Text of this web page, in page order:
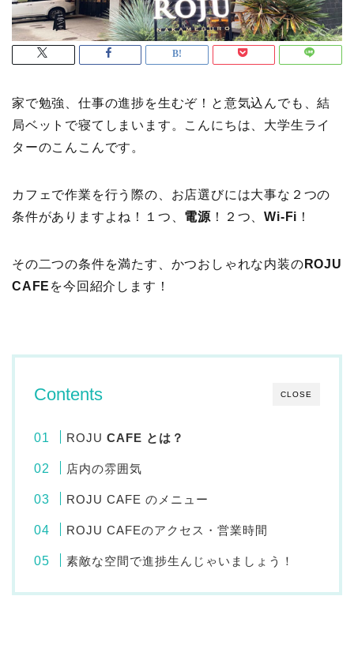
家で勉強、仕事の進捗を生むぞ！と意気込んでも、結
局ベットで寝てしまいます。こんにちは、大学生ライ
ターのこんこんです。
カフェで作業を行う際の、お店選びには大事な２つの
条件がありますよね！１つ、 電源 ！２つ、Wi-Fi ！
その二つの条件を満たす、かつおしゃれな内装の ROJU
CAFE を今回紹介します！
CLOSE
Contents
ROJU CAFE とは？
店内の雰囲気
ROJU CAFE のメニュー
ROJU CAFEのアクセス・営業時間
素敵な空間で進捗生んじゃいましょう！